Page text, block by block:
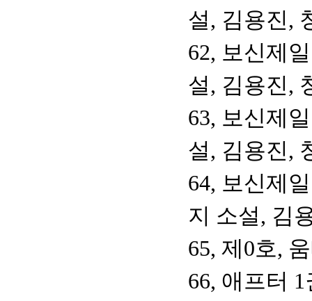
설, 김용진,
62, 보신제
설, 김용진,
63, 보신제
설, 김용진,
64, 보신제
지 소설, 김
65, 제0호,
66, 애프터